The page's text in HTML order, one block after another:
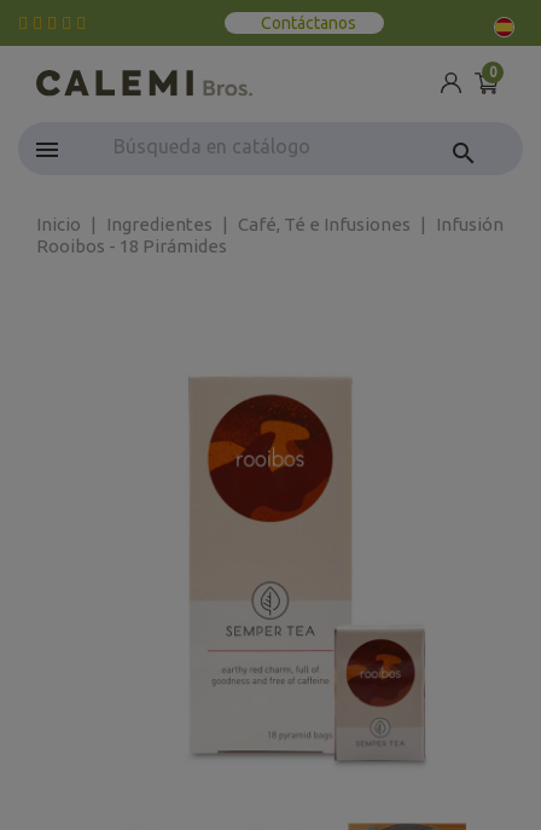
Contáctanos
0
search
Inicio Ingredientes Café, Té e Infusiones
Infusión
Rooibos - 18 Pirámides